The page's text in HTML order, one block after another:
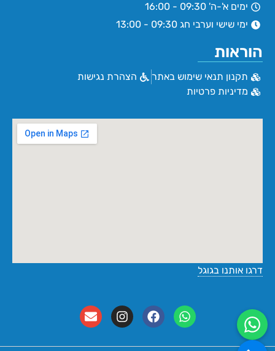
ימים א'-ה' 09:30 - 16:00
ימי שישי וערבי חג 09:30 - 13:00
הוראות
תקנון תנאי שימוש באתר
הצהרת נגישות
מדיניות פרטיות
דרגו אותנו בגוגל